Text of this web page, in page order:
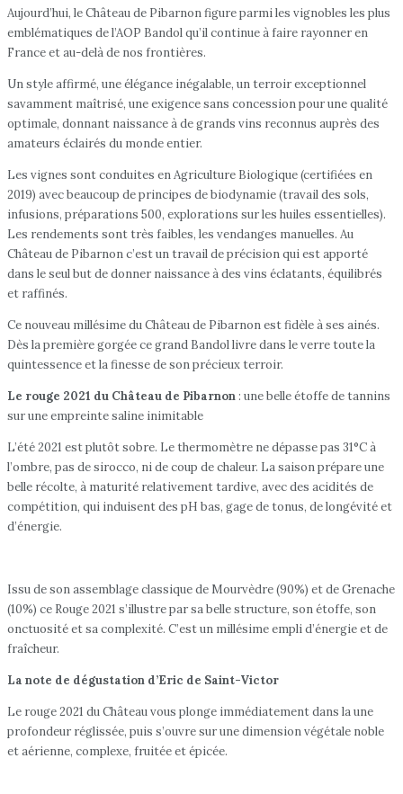
Aujourd’hui, le Château de Pibarnon figure parmi les vignobles les plus
emblématiques de l’AOP Bandol qu’il continue à faire rayonner en
France et au-delà de nos frontières.
Un style affirmé, une élégance inégalable, un terroir exceptionnel
savamment maîtrisé, une exigence sans concession pour une qualité
optimale, donnant naissance à de grands vins reconnus auprès des
amateurs éclairés du monde entier.
Les vignes sont conduites en Agriculture Biologique (certifiées en
2019) avec beaucoup de principes de biodynamie (travail des sols,
infusions, préparations 500, explorations sur les huiles essentielles).
Les rendements sont très faibles, les vendanges manuelles. Au
Château de Pibarnon c’est un travail de précision qui est apporté
dans le seul but de donner naissance à des vins éclatants, équilibrés
et raffinés.
Ce nouveau millésime du Château de Pibarnon est fidèle à ses ainés.
Dès la première gorgée ce grand Bandol livre dans le verre toute la
quintessence et la finesse de son précieux terroir.
Le rouge 2021 du Château de Pibarnon : une belle étoffe de tannins
sur une empreinte saline inimitable
L’été 2021 est plutôt sobre. Le thermomètre ne dépasse pas 31°C à
l’ombre, pas de sirocco, ni de coup de chaleur. La saison prépare une
belle récolte, à maturité relativement tardive, avec des acidités de
compétition, qui induisent des pH bas, gage de tonus, de longévité et
d’énergie.
Issu de son assemblage classique de Mourvèdre (90%) et de Grenache
(10%) ce Rouge 2021 s’illustre par sa belle structure, son étoffe, son
onctuosité et sa complexité. C’est un millésime empli d’énergie et de
fraîcheur.
La note de dégustation d’Eric de Saint-Victor
Le rouge 2021 du Château vous plonge immédiatement dans la une
profondeur réglissée, puis s’ouvre sur une dimension végétale noble
et aérienne, complexe, fruitée et épicée.